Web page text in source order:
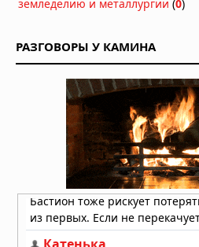
показал, что
— не
Вчера в 06:51
Военные
санитарный
Мексико:
Вчера в 06:44
«обелиски»
человека
Вчера в 06:30
земледелию и металлургии (0)
РАЗГОВОРЫ У КАМИНА